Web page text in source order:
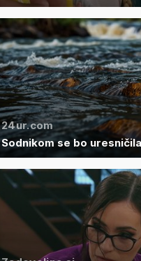
24ur.com
Sodnikom se bo